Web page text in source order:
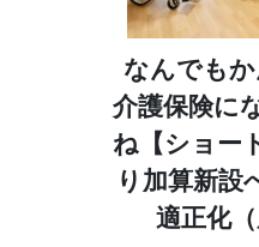
なんでも
介護保険に
ね【ショー
り加算新
適正化（